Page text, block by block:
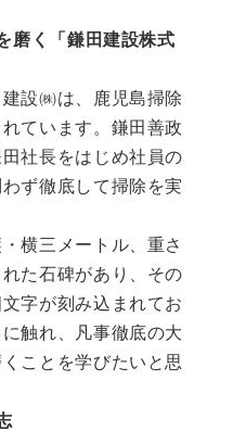
磨く「鎌田建設株式
設㈱は、鹿児島掃除
ています。鎌田善政
社長をはじめ社員の
ず徹底して掃除を実
横三メートル、重さ
た石碑があり、その
字が刻み込まれてお
触れ、凡事徹底の大
ことを学びたいと思